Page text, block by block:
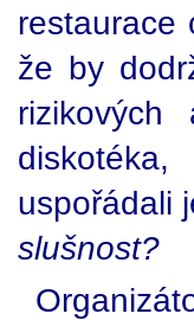
restaurace
že by
uspořádali
slušnost?